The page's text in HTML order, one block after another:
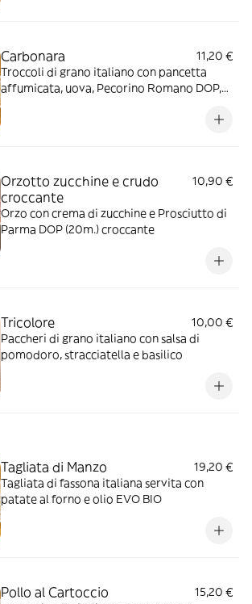
Carbonara
11,20 €
Troccoli di grano italiano con pancetta
affumicata, uova, Pecorino Romano DOP,
Orzotto zucchine e crudo
croccante
10,90 €
Orzo con crema di zucchine e Prosciutto di
Parma DOP (20m.) croccante
Tricolore
10,00 €
Paccheri di grano italiano con salsa di
pomodoro, stracciatella e basilico
Tagliata di Manzo
19,20 €
Tagliata di fassona italiana servita con
patate al forno e olio EVO BIO
Pollo al Cartoccio
15,20 €